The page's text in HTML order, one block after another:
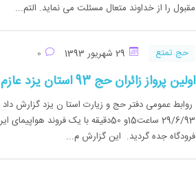
مقبول را از خداوند متعال مسئلت می نماید. التم...
حج تمتع
اولین پرواز زائران حج 93 استان یزد عازم فرودگاه جده شد
فرودگاه جده گردید. این گزارش م...